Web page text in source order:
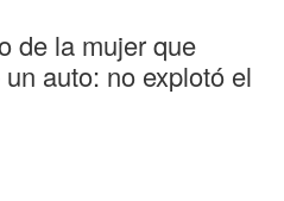
de la mujer que
auto: no explotó el